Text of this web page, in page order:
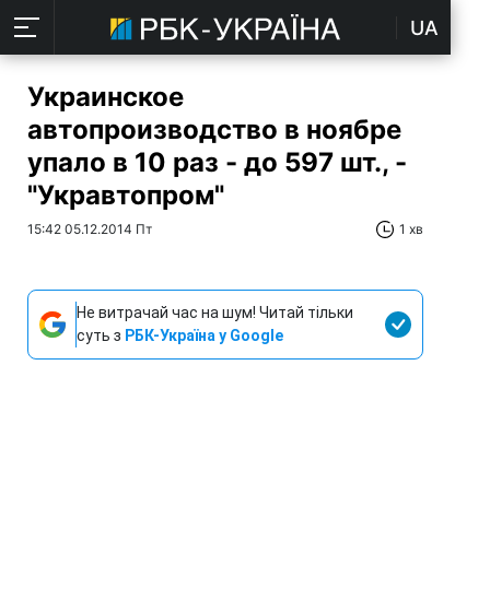
UA
Украинское
автопроизводство в ноябре
упало в 10 раз - до 597 шт., -
"Укравтопром"
15:42 05.12.2014 Пт 1 хв
Не витрачай час на шум! Читай тільки
суть з РБК-Україна у Google